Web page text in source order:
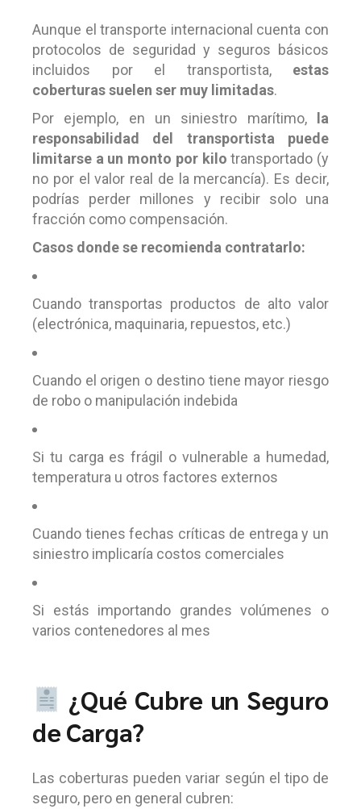
Aunque el transporte internacional cuenta con
protocolos de seguridad y seguros básicos
incluidos por el transportista, estas
coberturas suelen ser muy limitadas.
Por ejemplo, en un siniestro marítimo,
la
responsabilidad del transportista puede
limitarse a un monto por kilo transportado (y
no por el valor real de la mercancía). Es decir,
podrías perder millones y recibir solo una
fracción como compensación.
Casos donde se recomienda contratarlo:
Cuando transportas productos de alto valor
(electrónica, maquinaria, repuestos, etc.)
Cuando el origen o destino tiene mayor riesgo
de robo o manipulación indebida
Si tu carga es frágil o vulnerable a humedad,
temperatura u otros factores externos
Cuando tienes fechas críticas de entrega y un
siniestro implicaría costos comerciales
Si estás importando grandes volúmenes o
varios contenedores al mes
¿Qué Cubre un Seguro
de Carga?
Las coberturas pueden variar según el tipo de
seguro, pero en general cubren: